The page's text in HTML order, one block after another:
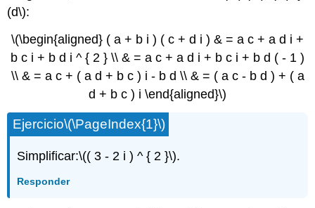
(d\):
\(\begin{aligned} ( a + b i ) ( c + d i ) & = a c + a d i +
b c i + b d i ^ { 2 } \\ & = a c + a d i + b c i + b d ( - 1 )
\\ & = a c + ( a d + b c ) i - b d \\ & = ( a c - b d ) + ( a
d + b c ) i \end{aligned}\)
Ejercicio\(\PageIndex{1}\)
Simplificar:\(( 3 - 2 i ) ^ { 2 }\).
Responder